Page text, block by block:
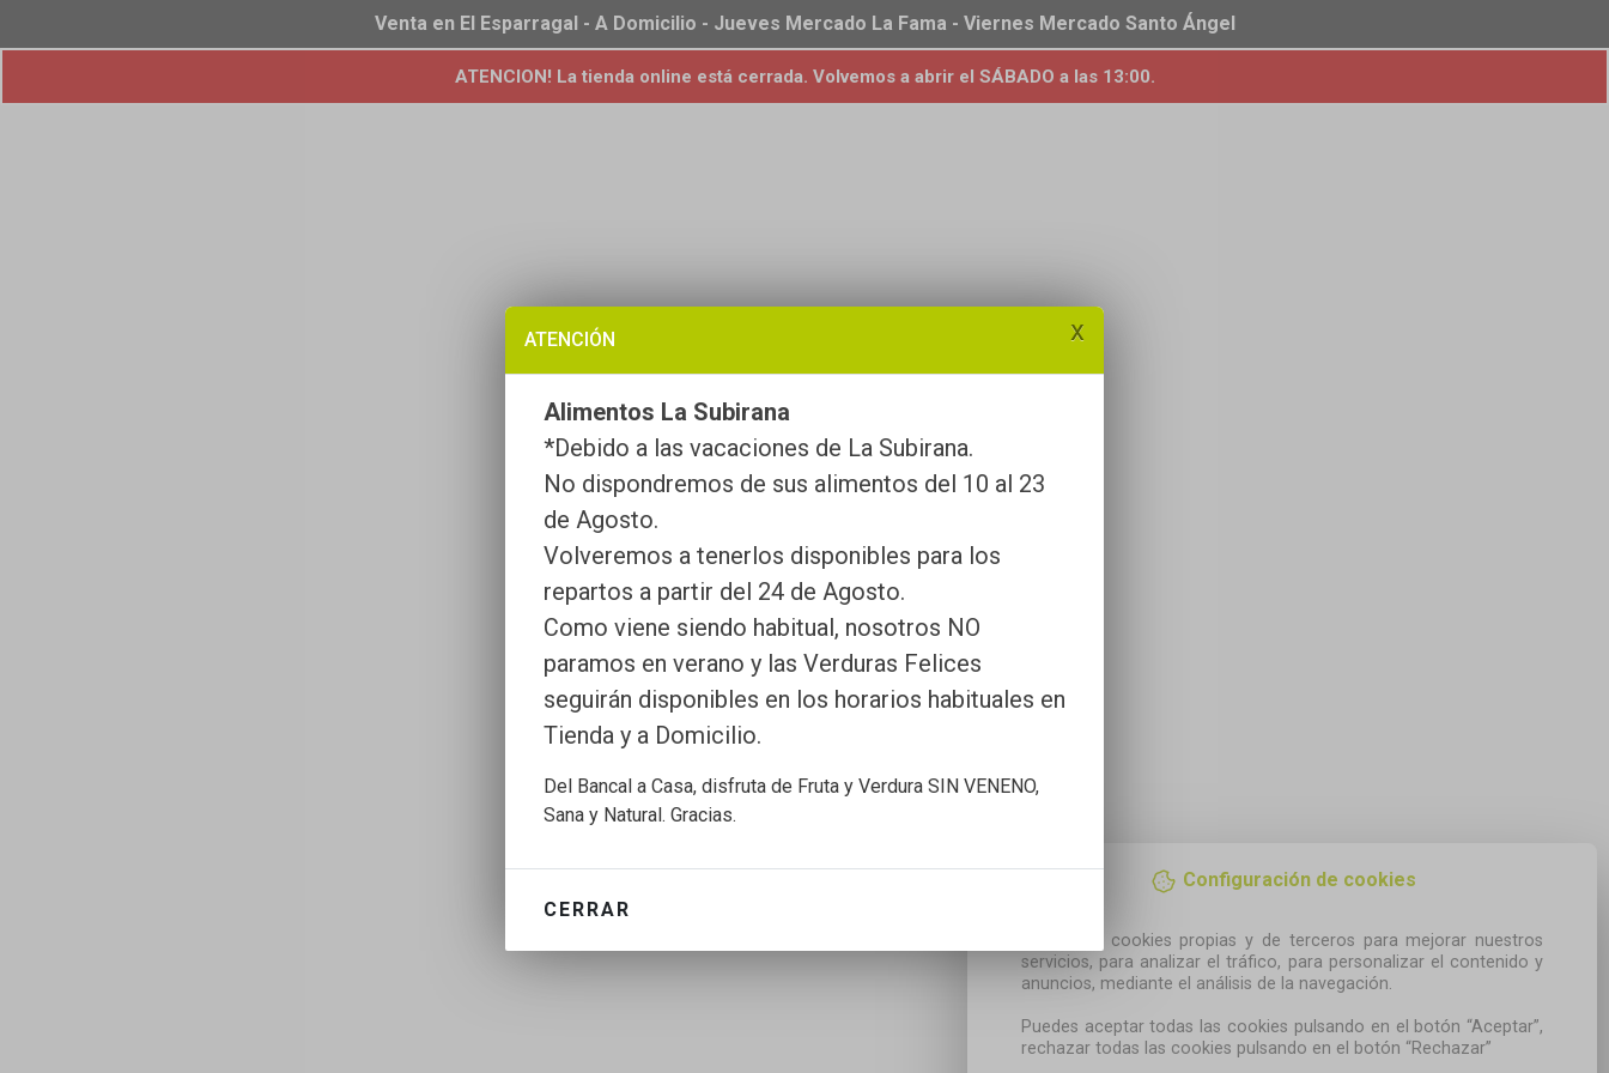
Configuración de cookies
Utilizamos cookies propias y de terceros para mejorar nuestros
servicios, para analizar el tráfico, para personalizar el contenido y
anuncios, mediante el análisis de la navegación.
Puedes aceptar todas las cookies pulsando en el botón “Aceptar”,
rechazar todas las cookies pulsando en el botón “Rechazar”
ATENCIÓN x
Alimentos La Subirana
*Debido a las vacaciones de La Subirana.
No dispondremos de sus alimentos del 10 al 23
de Agosto.
Volveremos a tenerlos disponibles para los
repartos a partir del 24 de Agosto.
Como viene siendo habitual, nosotros NO
paramos en verano y las Verduras Felices
seguirán disponibles en los horarios habituales en
Tienda y a Domicilio.
Del Bancal a Casa, disfruta de Fruta y Verdura SIN VENENO,
Sana y Natural. Gracias.
CERRAR
Venta en El Esparragal - A Domicilio - Jueves Mercado La Fama - Viernes Mercado Santo Ángel
ATENCION! La tienda online está cerrada. Volvemos a abrir el SÁBADO a las 13:00.